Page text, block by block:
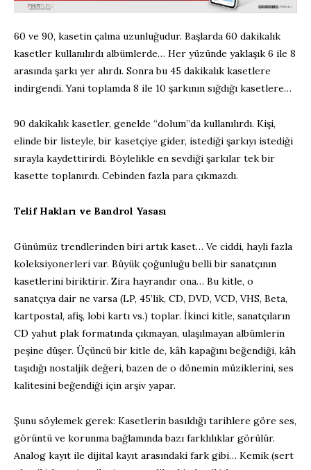
60 ve 90, kasetin çalma uzunluğudur. Başlarda 60 dakikalık
kasetler kullanılırdı albümlerde… Her yüzünde yaklaşık 6 ile 8
arasında şarkı yer alırdı. Sonra bu 45 dakikalık kasetlere
indirgendi. Yani toplamda 8 ile 10 şarkının sığdığı kasetlere…
90 dakikalık kasetler, genelde “dolum”da kullanılırdı. Kişi,
elinde bir listeyle, bir kasetçiye gider, istediği şarkıyı istediği
sırayla kaydettirirdi. Böylelikle en sevdiği şarkılar tek bir
kasette toplanırdı. Cebinden fazla para çıkmazdı.
Telif Hakları ve Bandrol Yasası
Günümüz trendlerinden biri artık kaset… Ve ciddi, hayli fazla
koleksiyonerleri var. Büyük çoğunluğu belli bir sanatçının
kasetlerini biriktirir. Zira hayrandır ona… Bu kitle, o
sanatçıya dair ne varsa (LP, 45’lik, CD, DVD, VCD, VHS, Beta,
kartpostal, afiş, lobi kartı vs.) toplar. İkinci kitle, sanatçıların
CD yahut plak formatında çıkmayan, ulaşılmayan albümlerin
peşine düşer. Üçüncü bir kitle de, kâh kapağını beğendiği, kâh
taşıdığı nostaljik değeri, bazen de o dönemin müziklerini, ses
kalitesini beğendiği için arşiv yapar.
Şunu söylemek gerek: Kasetlerin basıldığı tarihlere göre ses,
görüntü ve korunma bağlamında bazı farklılıklar görülür.
Analog kayıt ile dijital kayıt arasındaki fark gibi… Kemik (sert